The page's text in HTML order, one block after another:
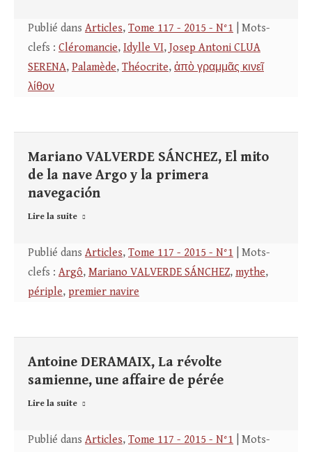
Publié dans Articles, Tome 117 - 2015 - N°1 | Mots-
clefs : Cléromancie, Idylle VI, Josep Antoni CLUA
SERENA, Palamède, Théocrite, ἀπὸ γραμμᾶς κινεῖ
λίθον
Mariano VALVERDE SÁNCHEZ, El mito
de la nave Argo y la primera
navegación
Lire la suite
Publié dans Articles, Tome 117 - 2015 - N°1 | Mots-
clefs : Argô, Mariano VALVERDE SÁNCHEZ, mythe,
périple, premier navire
Antoine DERAMAIX, La révolte
samienne, une affaire de pérée
Lire la suite
Publié dans Articles, Tome 117 - 2015 - N°1 | Mots-